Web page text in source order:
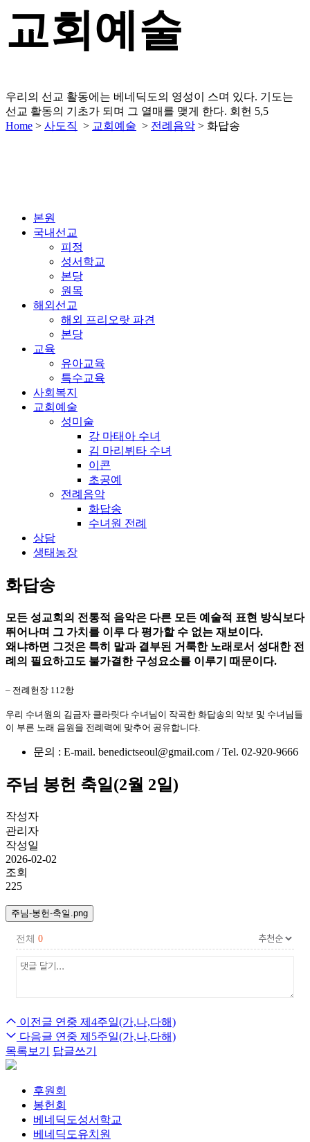
교회예술
우리의 선교 활동에는 베네딕도의 영성이 스며 있다. 기도는
선교 활동의 기초가 되며 그 열매를 맺게 한다. 회헌 5,5
Home > 사도직 > 교회예술 > 전례음악 > 화답송
본원
국내선교
피정
성서학교
본당
원목
해외선교
해외 프리오랏 파견
본당
교육
유아교육
특수교육
사회복지
교회예술
성미술
강 마태아 수녀
김 마리뷔타 수녀
이콘
초공예
전례음악
화답송
수녀원 전례
상담
생태농장
화답송
모든 성교회의 전통적 음악은 다른 모든 예술적 표현 방식보다
뛰어나며 그 가치를 이루 다 평가할 수 없는 재보이다.
왜냐하면 그것은 특히 말과 결부된 거룩한 노래로서 성대한 전
례의 필요하고도 불가결한 구성요소를 이루기 때문이다.
– 전례헌장 112항
우리 수녀원의 김금자 클라릿다 수녀님이 작곡한 화답송의 악보 및 수녀님들
이 부른 노래 음원을 전례력에 맞추어 공유합니다.
문의 : E-mail. benedictseoul@gmail.com / Tel. 02-920-9666
주님 봉헌 축일(2월 2일)
작성자
관리자
작성일
2026-02-02
조회
225
주님-봉헌-축일.png
전체 0
이전글 연중 제4주일(가,나,다해)
다음글 연중 제5주일(가,나,다해)
목록보기
답글쓰기
후원회
봉헌회
베네딕도성서학교
베네딕도유치원